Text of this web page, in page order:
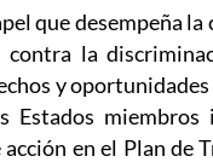
que desempeña
contra la
y
Estados
en el Plan de